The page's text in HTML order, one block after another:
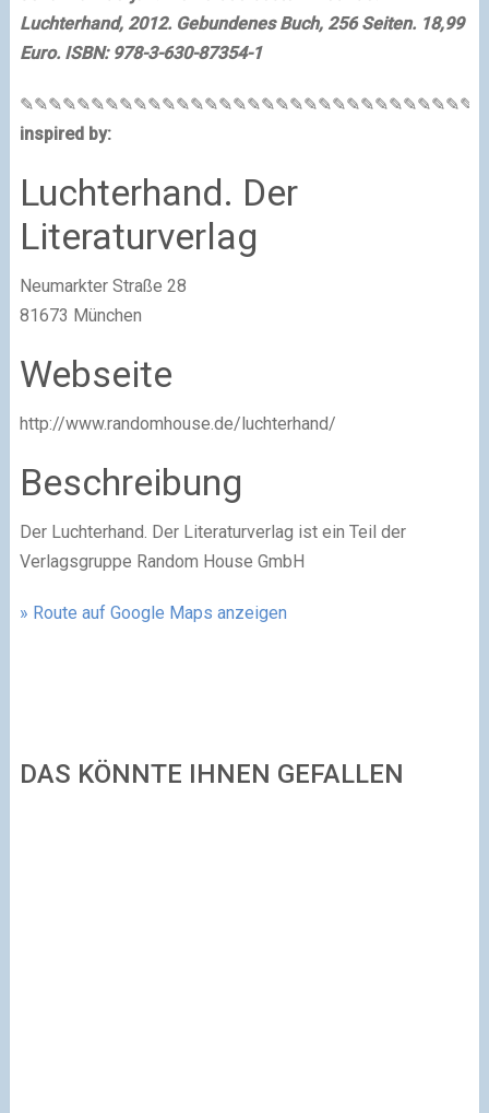
Luchterhand, 2012. Gebundenes Buch, 256 Seiten. 18,99
Euro. ISBN: 978-3-630-87354-1
inspired by:
Luchterhand. Der
Literaturverlag
Neumarkter Straße 28
81673 München
Webseite
http://www.randomhouse.de/luchterhand/
Beschreibung
Der Luchterhand. Der Literaturverlag ist ein Teil der
Verlagsgruppe Random House GmbH
» Route auf Google Maps anzeigen
DAS KÖNNTE IHNEN GEFALLEN